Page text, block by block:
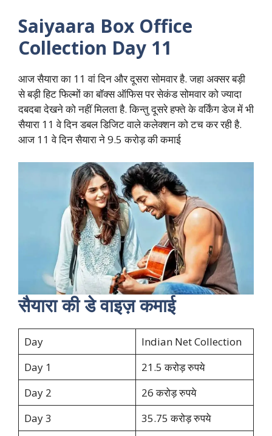
Saiyaara Box Office
Collection Day 11
आज सैयारा का 11 वां दिन और दूसरा सोमवार है. जहा अक्सर बड़ी
से बड़ी हिट फिल्मों का बॉक्स ऑफिस पर सेकंड सोमवार को ज्यादा
दबदबा देखने को नहीं मिलता है. किन्तु दूसरे हफ्ते के वर्किंग डेज में भी
सैयारा 11 वे दिन डबल डिजिट वाले कलेक्शन को टच कर रही है.
आज 11 वे दिन सैयारा ने 9.5 करोड़ की कमाई
सैयारा की डे वाइज़ कमाई
Day
Indian Net Collection
Day 1
21.5 करोड़ रुपये
Day 2
26 करोड़ रुपये
Day 3
35.75 करोड़ रुपये